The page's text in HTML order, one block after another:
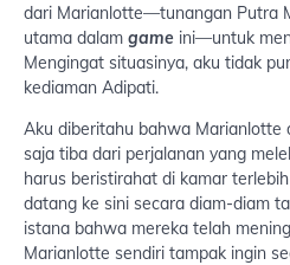
dari Marianlotte—tunangan Putra
utama dalam game ini—untuk
Mengingat situasinya, aku tidak
kediaman Adipati.
Aku diberitahu bahwa Marianlotte
saja tiba dari perjalanan yang
harus beristirahat di kamar
datang ke sini secara diam-diam
istana bahwa mereka telah
Marianlotte sendiri tampak ingin